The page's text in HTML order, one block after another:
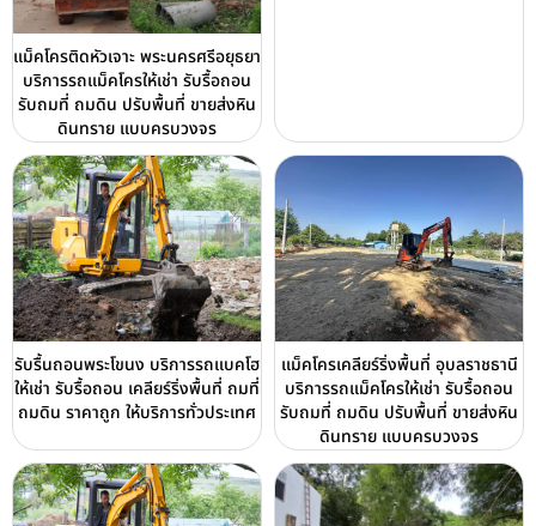
แม็คโครติดหัวเจาะ พระนครศรีอยุธยา
บริการรถแม็คโครให้เช่า รับรื้อถอน
รับถมที่ ถมดิน ปรับพื้นที่ ขายส่งหิน
ดินทราย แบบครบวงจร
รับรื้นถอนพระโขนง บริการรถแบคโฮ
ให้เช่า รับรื้อถอน เคลียร์ริ่งพื้นที่ ถมที่
ถมดิน ราคาถูก ให้บริการทั่วประเทศ
แม็คโครเคลียร์ริ่งพื้นที่ อุบลราชธานี
บริการรถแม็คโครให้เช่า รับรื้อถอน
รับถมที่ ถมดิน ปรับพื้นที่ ขายส่งหิน
ดินทราย แบบครบวงจร